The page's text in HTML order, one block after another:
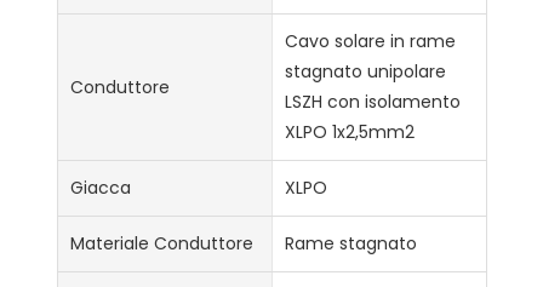
Conduttore
Cavo solare in rame
stagnato unipolare
LSZH con isolamento
XLPO 1x2,5mm2
Giacca XLPO
Materiale Conduttore Rame stagnato